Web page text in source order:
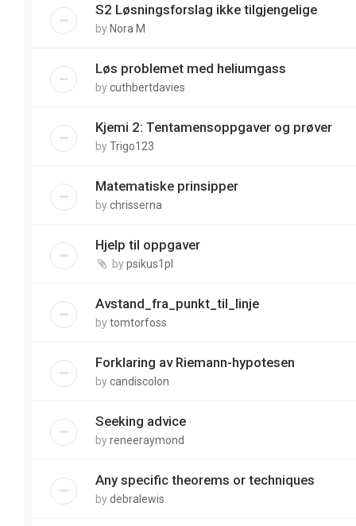
S2 Løsningsforslag ikke tilgjengelige
by Nora M
Løs problemet med heliumgass
bycuthbertdavies
Kjemi 2: Tentamensoppgaver og prøver
byTrigo123
Matematiske prinsipper
bychrisserna
Hjelp til oppgaver
bypsikus1pl
Avstand_fra_punkt_til_linje
bytomtorfoss
Forklaring av Riemann-hypotesen
bycandiscolon
Seeking advice
byreneeraymond
Any specific theorems or techniques
bydebralewis